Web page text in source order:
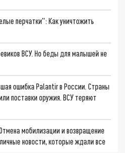
перчатки": Как уничтожить
ВСУ. Но беды для малышей не
ошибка Palantir в России. Страны
поставки оружия. ВСУ теряют
мобилизации и возвращение
новости, которые ждали все